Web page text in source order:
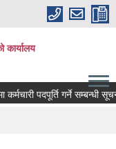
कार्यालय
पदपूर्ति गर्ने सम्बन्धी